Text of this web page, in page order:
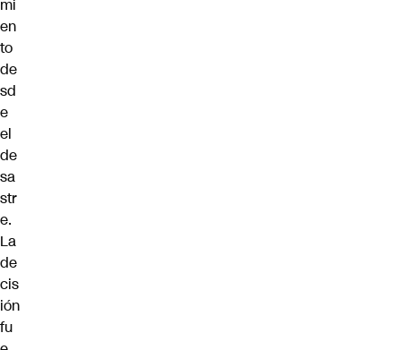
mi
en
to
de
sd
e
el
de
sa
str
e.
La
de
cis
ión
fu